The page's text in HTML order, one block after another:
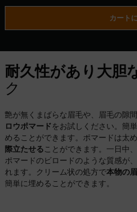
カート
耐久性があり大胆
ク
艶が無くまばらな眉毛や、眉毛の隙
ロウポマード をお試しください。簡
めることができます。ポマードは太
際立たせる ことができます。一日中
ポマードのビロードのような質感が
れます。クリーム状の処方で本物の
簡単に埋めることができます。